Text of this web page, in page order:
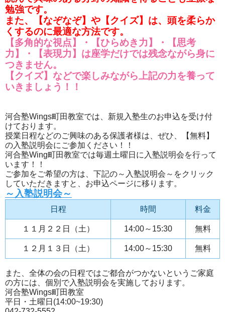
勉強です。
また、【なぞなぞ】や【クイズ】は、頭を柔らか
くするのに最適な方法です。
【多角的な視点】・【ひらめき力】・【思考
力】・【表現力】は座学だけでは残念ながら身に
つきません。
【クイズ】などで楽しみながら上記の力を養って
いきましょう！！
河合塾Wings町田教室では、新規入塾生のお申込を受け付
けております。
授業日程などのご興味のある保護者様は、ぜひ、【無料】
の入塾説明会にご参加ください！！
河合塾Wing町田教室では毎週土曜日に入塾説明会を行って
います！！
ご参加をご希望の方は、下記の～入塾説明会～をクリック
していただきますと、お申込ページに移ります。
～入塾説明会～
日程 時間 料金
１１月２２日（土） 14:00～15:30 無料
１２月１３日（土） 14:00～15:30 無料
また、全体の会の日程ではご都合がつかないというご家庭
の方には、個別で入塾説明会を実施しております。
河合塾Wings町田教室
平日・土曜日(14:00~19:30)